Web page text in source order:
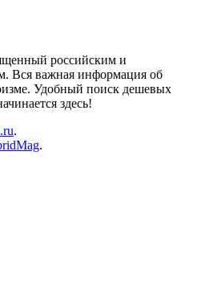
российским и
Вся важная информация об
Удобный поиск дешевых
здесь!
.
.